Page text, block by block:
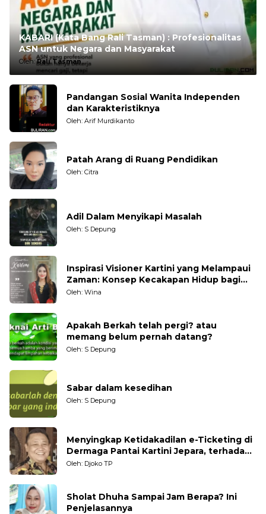
KABARI (Kata Bang Rali Tasman) : Profesionalitas
ASN untuk Negara dan Masyarakat
Oleh:Rali Tasman
Pandangan Sosial Wanita Independen
dan Karakteristiknya
Oleh: Arif Murdikanto
Patah Arang di Ruang Pendidikan
Oleh: Citra
Adil Dalam Menyikapi Masalah
Oleh: S Depung
Inspirasi Visioner Kartini yang Melampaui
Zaman: Konsep Kecakapan Hidup bagi
Generasi Muda
Oleh: Wina
Apakah Berkah telah pergi? atau
memang belum pernah datang?
Oleh: S Depung
Sabar dalam kesedihan
Oleh: S Depung
Menyingkap Ketidakadilan e-Ticketing di
Dermaga Pantai Kartini Jepara, terhadap
Nelayan Tradisional
Oleh: Djoko TP
Sholat Dhuha Sampai Jam Berapa? Ini
Penjelasannya